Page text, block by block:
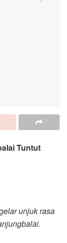
Tuntut
unjuk rasa